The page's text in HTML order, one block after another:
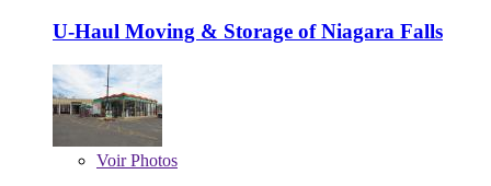
U-Haul Moving & Storage of Niagara Falls
VoirPhotos